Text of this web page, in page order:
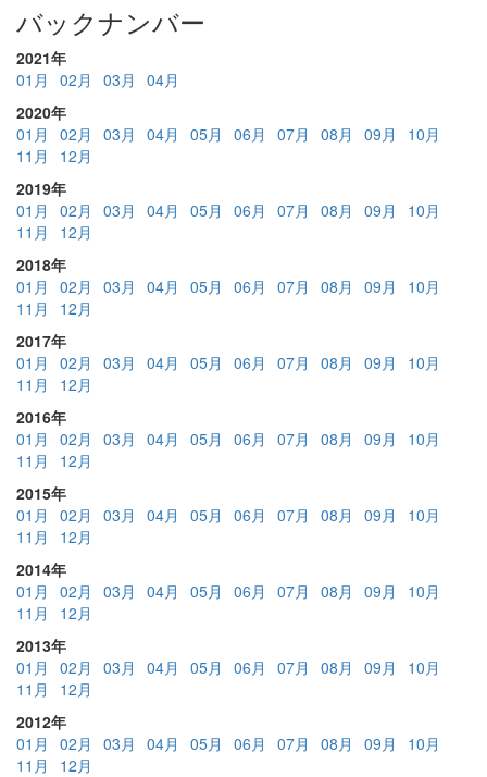
バックナンバー
2021年
01月
02月 03月
04月
2020年
01月
02月 03月 04月 05月 06月 07月 08月 09月
10月
11月
12月
2019年
01月
02月 03月 04月 05月 06月 07月 08月 09月
10月
11月
12月
2018年
01月
02月 03月 04月 05月 06月 07月 08月 09月
10月
11月
12月
2017年
01月
02月 03月 04月 05月 06月 07月 08月 09月
10月
11月
12月
2016年
01月
02月 03月 04月 05月 06月 07月 08月 09月
10月
11月
12月
2015年
01月
02月 03月 04月 05月 06月 07月 08月 09月
10月
11月
12月
2014年
01月
02月 03月 04月 05月 06月 07月 08月 09月
10月
11月
12月
2013年
01月
02月 03月 04月 05月 06月 07月 08月 09月
10月
11月
12月
2012年
01月
02月 03月 04月 05月 06月 07月 08月 09月
10月
11月
12月